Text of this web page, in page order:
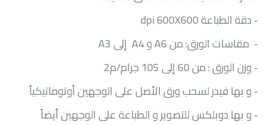
- دقة الطباعةdpi 600X600
- مقاسات الورق: منA6وA4 إلىA3
- وزن الورق : من 60 إلى 105 جرام/م2
- و بها فيدر لسحب ورق الأصل على الوجهين أوتوماتيكياً
- و بها دوبلكس للتصوير و الطباعة على الوجهين أيضاً